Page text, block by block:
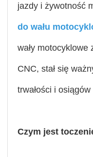
jazdy i żywotność
do wału
wały motocyklowe
CNC, stał się
trwałości i
Czym jest